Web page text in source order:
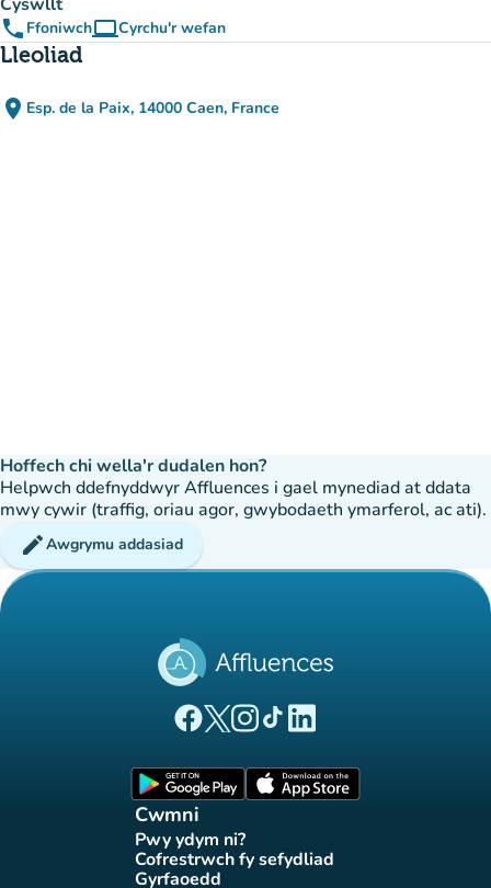
phone FfoniwchcomputerCyrchu'r wefan
(tab newydd)
Lleoliad
place Esp. de la Paix, 14000 Caen, France
(agor yn Google Maps)
(tab newydd)
Hoffech chi wella'r dudalen hon?
Helpwch ddefnyddwyr Affluences i gael mynediad at ddata
mwy cywir (traffig, oriau agor, gwybodaeth ymarferol, ac ati).
editAwgrymu addasiad
(tab newydd)
(tab newydd)
(tab newydd)
(tab newydd)
(tab newydd)
Cwmni
Pwy ydym ni?
(tab newydd)
Cofrestrwch fy sefydliad
(tab newydd)
Gyrfaoedd